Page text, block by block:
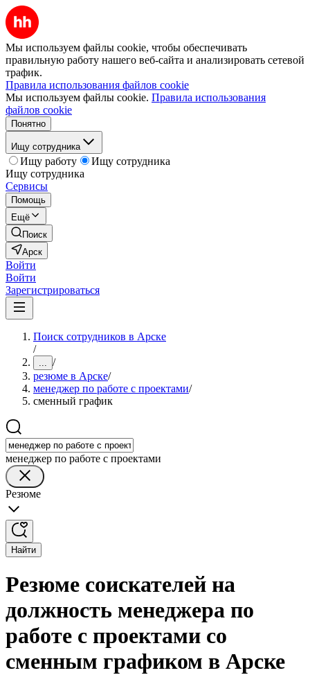
Мы используем файлы cookie, чтобы обеспечивать
правильную работу нашего веб-сайта и анализировать сетевой
трафик.
Правила использования файлов cookie
Мы используем файлы cookie. Правила использования
файлов cookie
Понятно
Ищу сотрудника
Ищу работу
Ищу сотрудника
Ищу сотрудника
Сервисы
Помощь
Ещё
Поиск
Арск
Войти
Войти
Зарегистрироваться
Поиск сотрудников в Арске
/
... /
резюме в Арске/
менеджер по работе с проектами/
сменный график
менеджер по работе с проектами
Резюме
Найти
Резюме соискателей на
должность менеджера по
работе с проектами со
сменным графиком в Арске